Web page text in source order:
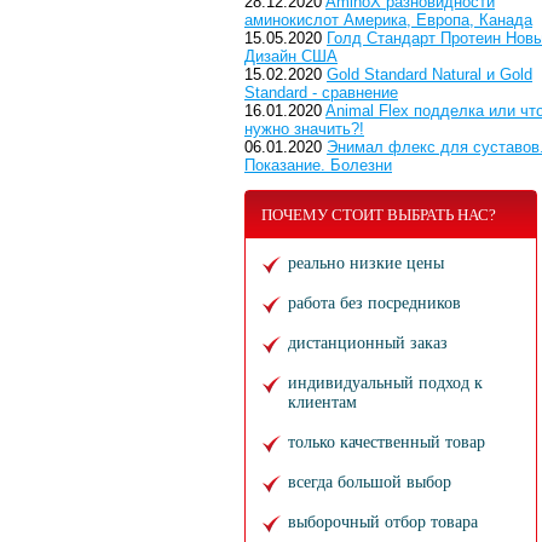
аминокислот Америка, Европа, Канада
15.05.2020 Голд Стандарт Протеин
Дизайн США
15.02.2020 Gold Standard Natural и Gold
Standard - сравнение
16.01.2020 Animal Flex подделка или
нужно значить?!
06.01.2020 Энимал флекс для суставов.
Показание. Болезни
ПОЧЕМУ СТОИТ ВЫБРАТЬ НАС?
реально низкие цены
работа без посредников
дистанционный заказ
индивидуальный подход к
клиентам
только качественный товар
всегда большой выбор
выборочный отбор товара